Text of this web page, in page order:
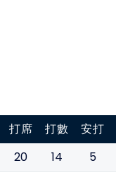
打席 打數 安打
20 14 5